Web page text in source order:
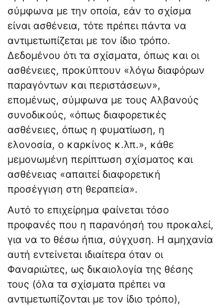
σύμφωνα με την οποία, εάν το σχίσμα
είναι ασθένεια, τότε πρέπει πάντα να
αντιμετωπίζεται με τον ίδιο τρόπο.
Δεδομένου ότι τα σχίσματα, όπως και οι
ασθένειες, προκύπτουν «λόγω διαφόρων
παραγόντων και περιστάσεων»,
επομένως, σύμφωνα με τους Αλβανούς
συνοδικούς, «όπως διαφορετικές
ασθένειες, όπως η φυματίωση, η
ελονοσία, ο καρκίνος κ.λπ.», κάθε
μεμονωμένη περίπτωση σχίσματος και
ασθένειας «απαιτεί διαφορετική
προσέγγιση στη θεραπεία».
Αυτό το επιχείρημα φαίνεται τόσο
προφανές που η παρανόησή του προκαλεί,
για να το θέσω ήπια, σύγχυση. Η αμηχανία
αυτή εντείνεται ιδιαίτερα όταν οι
Φαναριώτες, ως δικαιολογία της θέσης
τους (όλα τα σχίσματα πρέπει να
αντιμετωπίζονται με τον ίδιο τρόπο),